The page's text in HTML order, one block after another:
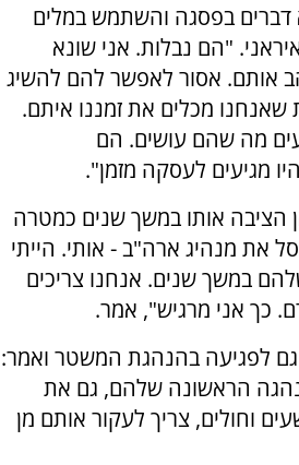
דברים בפסגה והשתמש במלים
"הם נבלות. אני שונא
אותם. אסור לאפשר להם להשיג
שאנחנו מכלים את זמננו איתם.
מה שהם עושים. הם
מגיעים לעסקה מזמן".
הציבה אותו במשך שנים כמטרה
את מנהיג ארה"ב - אותי. הייתי
במשך שנים. אנחנו צריכים
כך אני מרגיש", אמר.
לפגיעה בהנהגת המשטר ואמר:
הראשונה שלהם, גם את
וחולים, צריך לעקור אותם מן